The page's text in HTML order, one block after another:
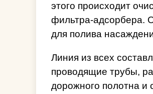
этого происходит
фильтра-адсорбера.
для полива
Линия из всех
проводящие трубы,
дорожного полотна и